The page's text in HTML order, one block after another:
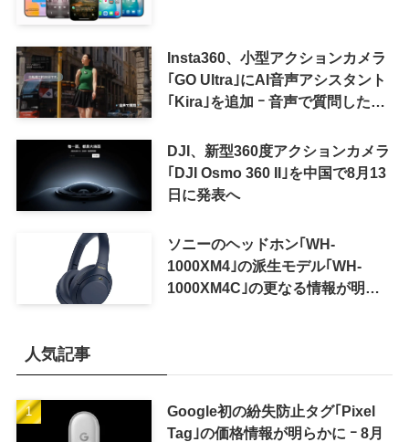
Insta360、小型アクションカメラ
｢GO Ultra｣にAI音声アシスタント
｢Kira｣を追加 ｰ 音声で質問した
可能に
DJI、新型360度アクションカメラ
｢DJI Osmo 360 II｣を中国で8月13
日に発表へ
ソニーのヘッドホン｢WH-
1000XM4｣の派生モデル｢WH-
1000XM4C｣の更なる情報が明ら
人気記事
Google初の紛失防止タグ｢Pixel
Tag｣の価格情報が明らかに ｰ 8月